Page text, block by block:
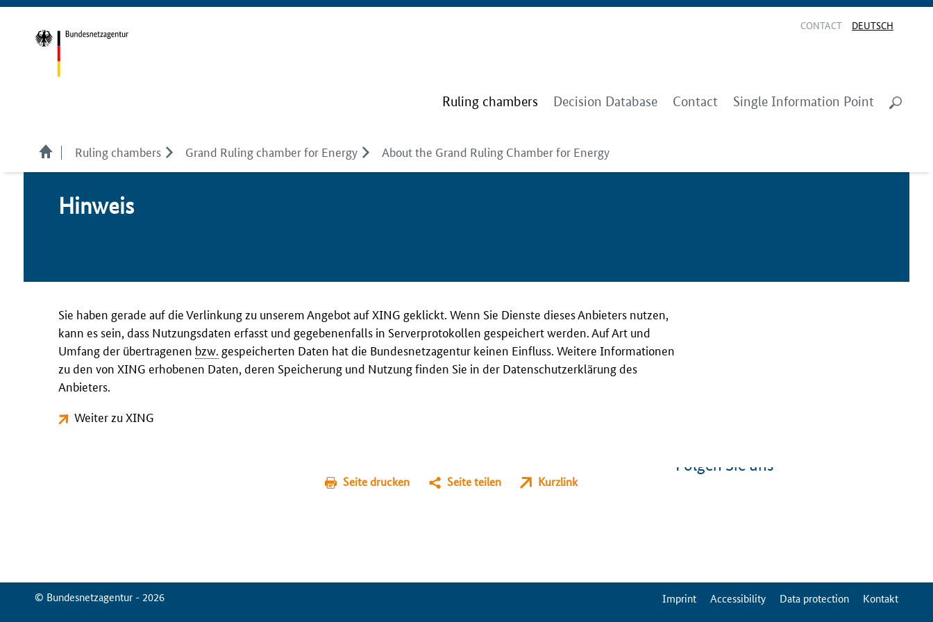
CONTACT DEUTSCH
Ruling chambers Decision Database Contact Single Information Point
Ruling chambers Grand Ruling chamber for Energy About the Grand Ruling Chamber for Energy
Hin­weis
Sie haben gerade auf die Verlinkung zu unserem Angebot auf XING geklickt. Wenn Sie Dienste dieses Anbieters nutzen,
kann es sein, dass Nutzungsdaten erfasst und gegebenenfalls in Serverprotokollen gespeichert werden. Auf Art und
Umfang der übertragenen bzw. gespeicherten Daten hat die Bundesnetzagentur keinen Einfluss. Weitere Informationen
zu den von XING erhobenen Daten, deren Speicherung und Nutzung finden Sie in der Datenschutzerklärung des
Anbieters.
Weiter zu XING
Seite drucken Seite teilen Kurzlink
Folgen Sie uns
© Bundesnetzagentur - 2026 ServiceMenuImprint Accessibility Data protection Kontakt